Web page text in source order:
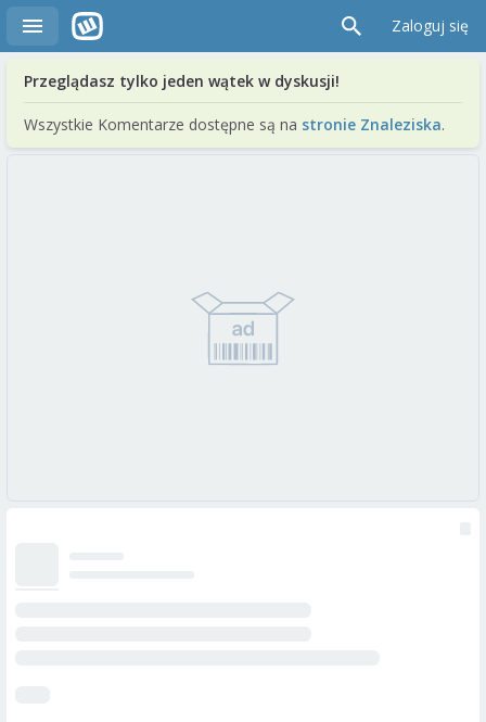
Zaloguj się
Przeglądasz tylko jeden wątek w dyskusji!
Wszystkie Komentarze dostępne są na stronie Znaleziska.